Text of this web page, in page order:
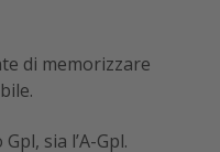
di memorizzare
sia l’A-Gpl.